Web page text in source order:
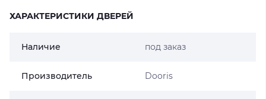
ХАРАКТЕРИСТИКИ ДВЕРЕЙ
Наличие под заказ
Производитель Dooris